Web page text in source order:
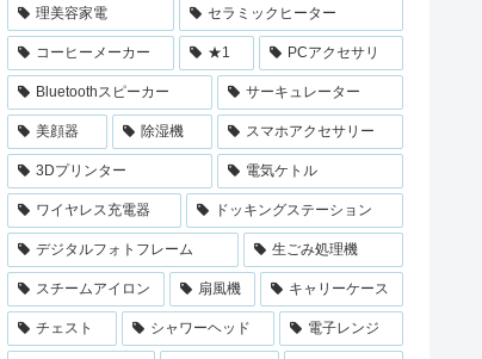
理美容家電 セラミックヒーター
コーヒーメーカー ★1 PCアクセサリ
Bluetoothスピーカー サーキュレーター
美顔器 除湿機 スマホアクセサリー
3Dプリンター 電気ケトル
ワイヤレス充電器 ドッキングステーション
デジタルフォトフレーム 生ごみ処理機
スチームアイロン 扇風機 キャリーケース
チェスト シャワーヘッド 電子レンジ